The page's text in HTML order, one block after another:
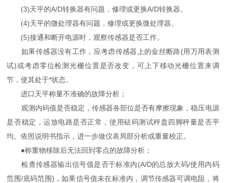
(3)天平的A/D转换器有问题，修理或更换A/D转换器。
(4)天平的微处理器有问题，修理或更换微处理器。
(5)接通和断开电源时，观察传感器是否工作。
如果传感器没有工作，应考虑传感器上的金丝断路(用万用表测
试)或考虑零位检测光栅位置是否改变，可上下移动光栅位置来调
节，使其处于*状态。
进口天平称量不准确的故障分析；
观测内码值是否稳定，传感器各部位是否有摩擦现象，稳压电源
是否稳定，运放电路是否正常，使用砝码测试秤盘四脚秤量是否平
均。依照说明书指示，进一步做仪表局部分析或重量校正。
●称重物移除后无法回到零点的故障分析；
检查传感器输出信号值是否于标准内(A/D的总放大码/使用内码
范围/底码范围)，如果信号值未在标准内，调节传感器可调电阻，将